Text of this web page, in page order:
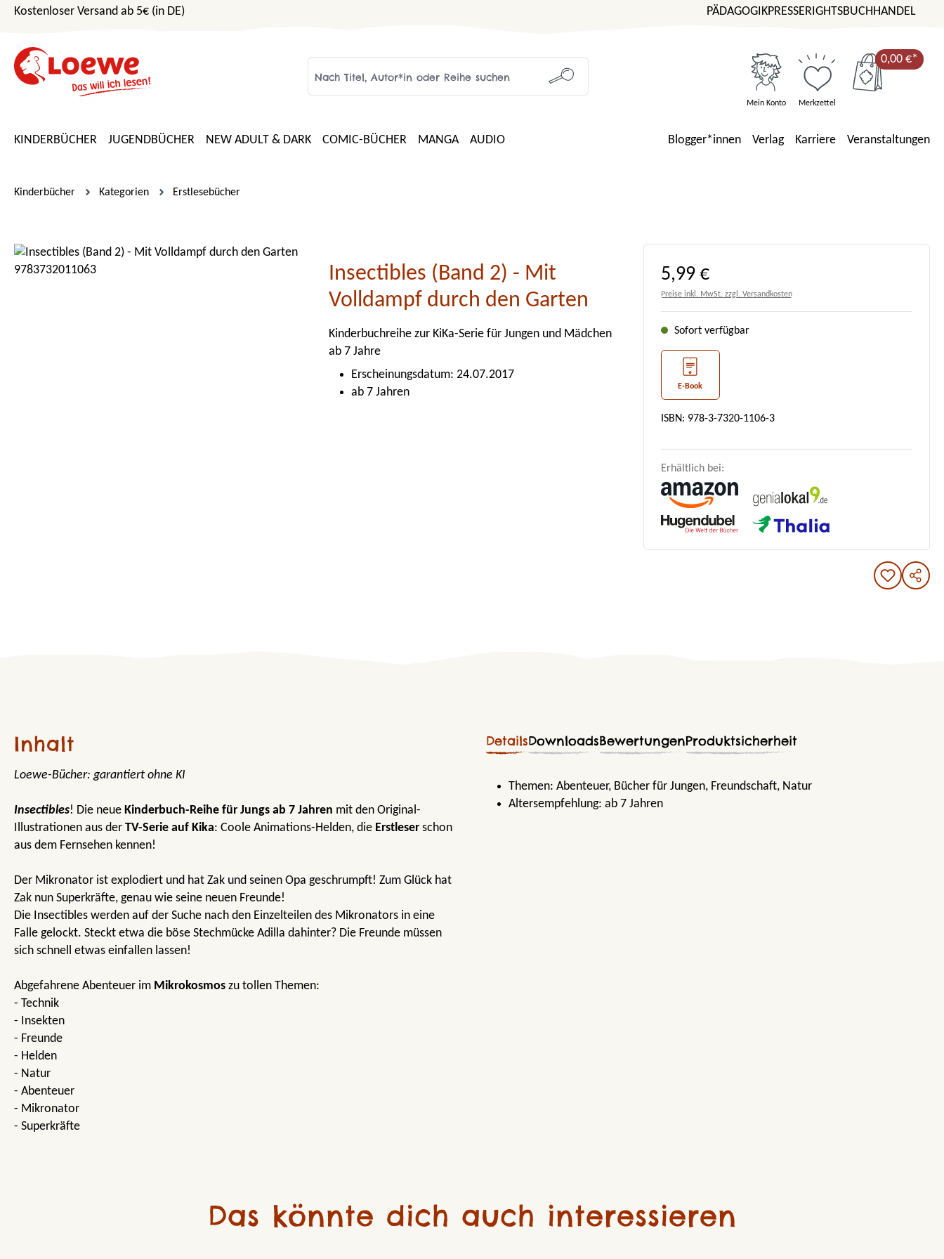
Hauptinhalt springen
Zur Suche springen
Zur Hauptnavigation springen
Kostenloser Versand ab 5€ (in DE) PÄDAGOGIKPRESSERIGHTSBUCHHANDEL
Mein Konto Merkzettel
0,00 €*
KINDERBÜCHER JUGENDBÜCHER NEW ADULT & DARK COMIC-BÜCHER MANGA AUDIO Blogger*innen Verlag Karriere Veranstaltungen
Kinderbücher Kategorien Erstlesebücher
Bildergalerie überspringen
Insectibles (Band 2) - Mit
Volldampf durch den Garten
Kinderbuchreihe zur KiKa-Serie für Jungen und Mädchen
ab 7 Jahre
Erscheinungsdatum: 24.07.2017
ab 7 Jahren
Regulärer Preis:
5,99 €
Preise inkl. MwSt. zzgl. Versandkosten
Sofort verfügbar
E-Book
ISBN: 978-3-7320-1106-3
Erhältlich bei:
Inhalt
Loewe-Bücher: garantiert ohne KI
Insectibles! Die neue Kinderbuch-Reihe für Jungs ab 7 Jahren mit den Original-
Illustrationen aus der TV-Serie auf Kika: Coole Animations-Helden, die Erstleser schon
aus dem Fernsehen kennen!
Der Mikronator ist explodiert und hat Zak und seinen Opa geschrumpft! Zum Glück hat
Zak nun Superkräfte, genau wie seine neuen Freunde!
Die Insectibles werden auf der Suche nach den Einzelteilen des Mikronators in eine
Falle gelockt. Steckt etwa die böse Stechmücke Adilla dahinter? Die Freunde müssen
sich schnell etwas einfallen lassen!
Abgefahrene Abenteuer im Mikrokosmos zu tollen Themen:
- Technik
- Insekten
- Freunde
- Helden
- Natur
- Abenteuer
- Mikronator
- Superkräfte
DetailsDownloadsBewertungenProduktsicherheit
Themen: Abenteuer, Bücher für Jungen, Freundschaft, Natur
Altersempfehlung: ab 7 Jahren
Das könnte dich auch interessieren